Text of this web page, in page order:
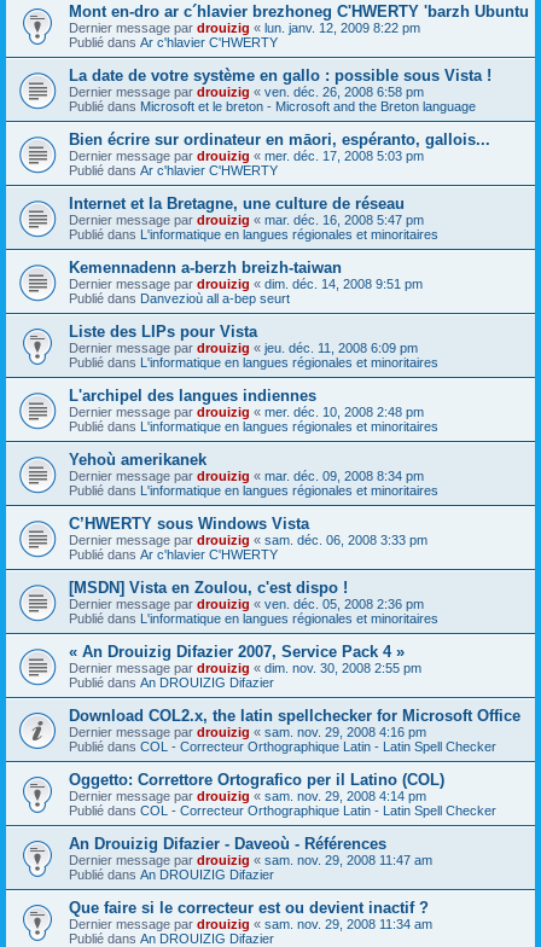
Mont en-dro ar c´hlavier brezhoneg C'HWERTY 'barzh Ubuntu
Dernier message par drouizig « lun. janv. 12, 2009 8:22 pm
Publié dans Ar c'hlavier C'HWERTY
La date de votre système en gallo : possible sous Vista !
Dernier message par drouizig « ven. déc. 26, 2008 6:58 pm
Publié dans Microsoft et le breton - Microsoft and the Breton language
Bien écrire sur ordinateur en māori, espéranto, gallois...
Dernier message par drouizig « mer. déc. 17, 2008 5:03 pm
Publié dans Ar c'hlavier C'HWERTY
Internet et la Bretagne, une culture de réseau
Dernier message par drouizig « mar. déc. 16, 2008 5:47 pm
Publié dans L'informatique en langues régionales et minoritaires
Kemennadenn a-berzh breizh-taiwan
Dernier message par drouizig « dim. déc. 14, 2008 9:51 pm
Publié dans Danvezioù all a-bep seurt
Liste des LIPs pour Vista
Dernier message par drouizig « jeu. déc. 11, 2008 6:09 pm
Publié dans L'informatique en langues régionales et minoritaires
L'archipel des langues indiennes
Dernier message par drouizig « mer. déc. 10, 2008 2:48 pm
Publié dans L'informatique en langues régionales et minoritaires
Yehoù amerikanek
Dernier message par drouizig « mar. déc. 09, 2008 8:34 pm
Publié dans L'informatique en langues régionales et minoritaires
C’HWERTY sous Windows Vista
Dernier message par drouizig « sam. déc. 06, 2008 3:33 pm
Publié dans Ar c'hlavier C'HWERTY
[MSDN] Vista en Zoulou, c'est dispo !
Dernier message par drouizig « ven. déc. 05, 2008 2:36 pm
Publié dans L'informatique en langues régionales et minoritaires
« An Drouizig Difazier 2007, Service Pack 4 »
Dernier message par drouizig « dim. nov. 30, 2008 2:55 pm
Publié dans An DROUIZIG Difazier
Download COL2.x, the latin spellchecker for Microsoft Office
Dernier message par drouizig « sam. nov. 29, 2008 4:16 pm
Publié dans COL - Correcteur Orthographique Latin - Latin Spell Checker
Oggetto: Correttore Ortografico per il Latino (COL)
Dernier message par drouizig « sam. nov. 29, 2008 4:14 pm
Publié dans COL - Correcteur Orthographique Latin - Latin Spell Checker
An Drouizig Difazier - Daveoù - Références
Dernier message par drouizig « sam. nov. 29, 2008 11:47 am
Publié dans An DROUIZIG Difazier
Que faire si le correcteur est ou devient inactif ?
Dernier message par drouizig « sam. nov. 29, 2008 11:34 am
Publié dans An DROUIZIG Difazier